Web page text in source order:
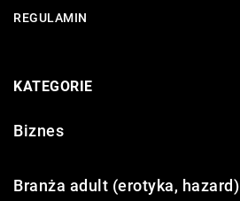
REGULAMIN
KATEGORIE
Biznes
Branża adult (erotyka, hazard)